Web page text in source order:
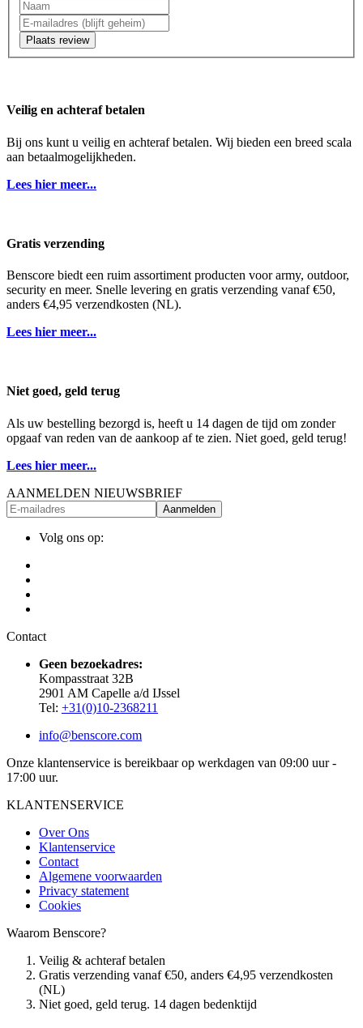
Plaats review
Veilig en achteraf betalen
Bij ons kunt u veilig en achteraf betalen. Wij bieden een breed scala
aan betaalmogelijkheden.
Lees hier meer...
Gratis verzending
Benscore biedt een ruim assortiment producten voor army, outdoor,
security en meer. Snelle levering en gratis verzending vanaf €50,
anders €4,95 verzendkosten (NL).
Lees hier meer...
Niet goed, geld terug
Als uw bestelling bezorgd is, heeft u 14 dagen de tijd om zonder
opgaaf van reden van de aankoop af te zien. Niet goed, geld terug!
Lees hier meer...
AANMELDEN NIEUWSBRIEF
Aanmelden
Volg ons op:
Contact
Geen bezoekadres:
Kompasstraat 32B
2901 AM Capelle a/d IJssel
Tel: +31(0)10-2368211
info@benscore.com
Onze klantenservice is bereikbaar op werkdagen van 09:00 uur -
17:00 uur.
KLANTENSERVICE
Over Ons
Klantenservice
Contact
Algemene voorwaarden
Privacy statement
Cookies
Waarom Benscore?
Veilig & achteraf betalen
Gratis verzending vanaf €50, anders €4,95 verzendkosten
(NL)
Niet goed, geld terug. 14 dagen bedenktijd